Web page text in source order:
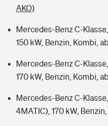
AKO)
Mercedes-Benz C-
150 kW, Benzin, Kombi,
Mercedes-Benz C-
170 kW, Benzin, Kombi,
Mercedes-Benz C-
4MATIC), 170 kW,